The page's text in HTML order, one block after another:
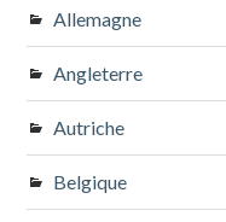
Allemagne
Angleterre
Autriche
Belgique